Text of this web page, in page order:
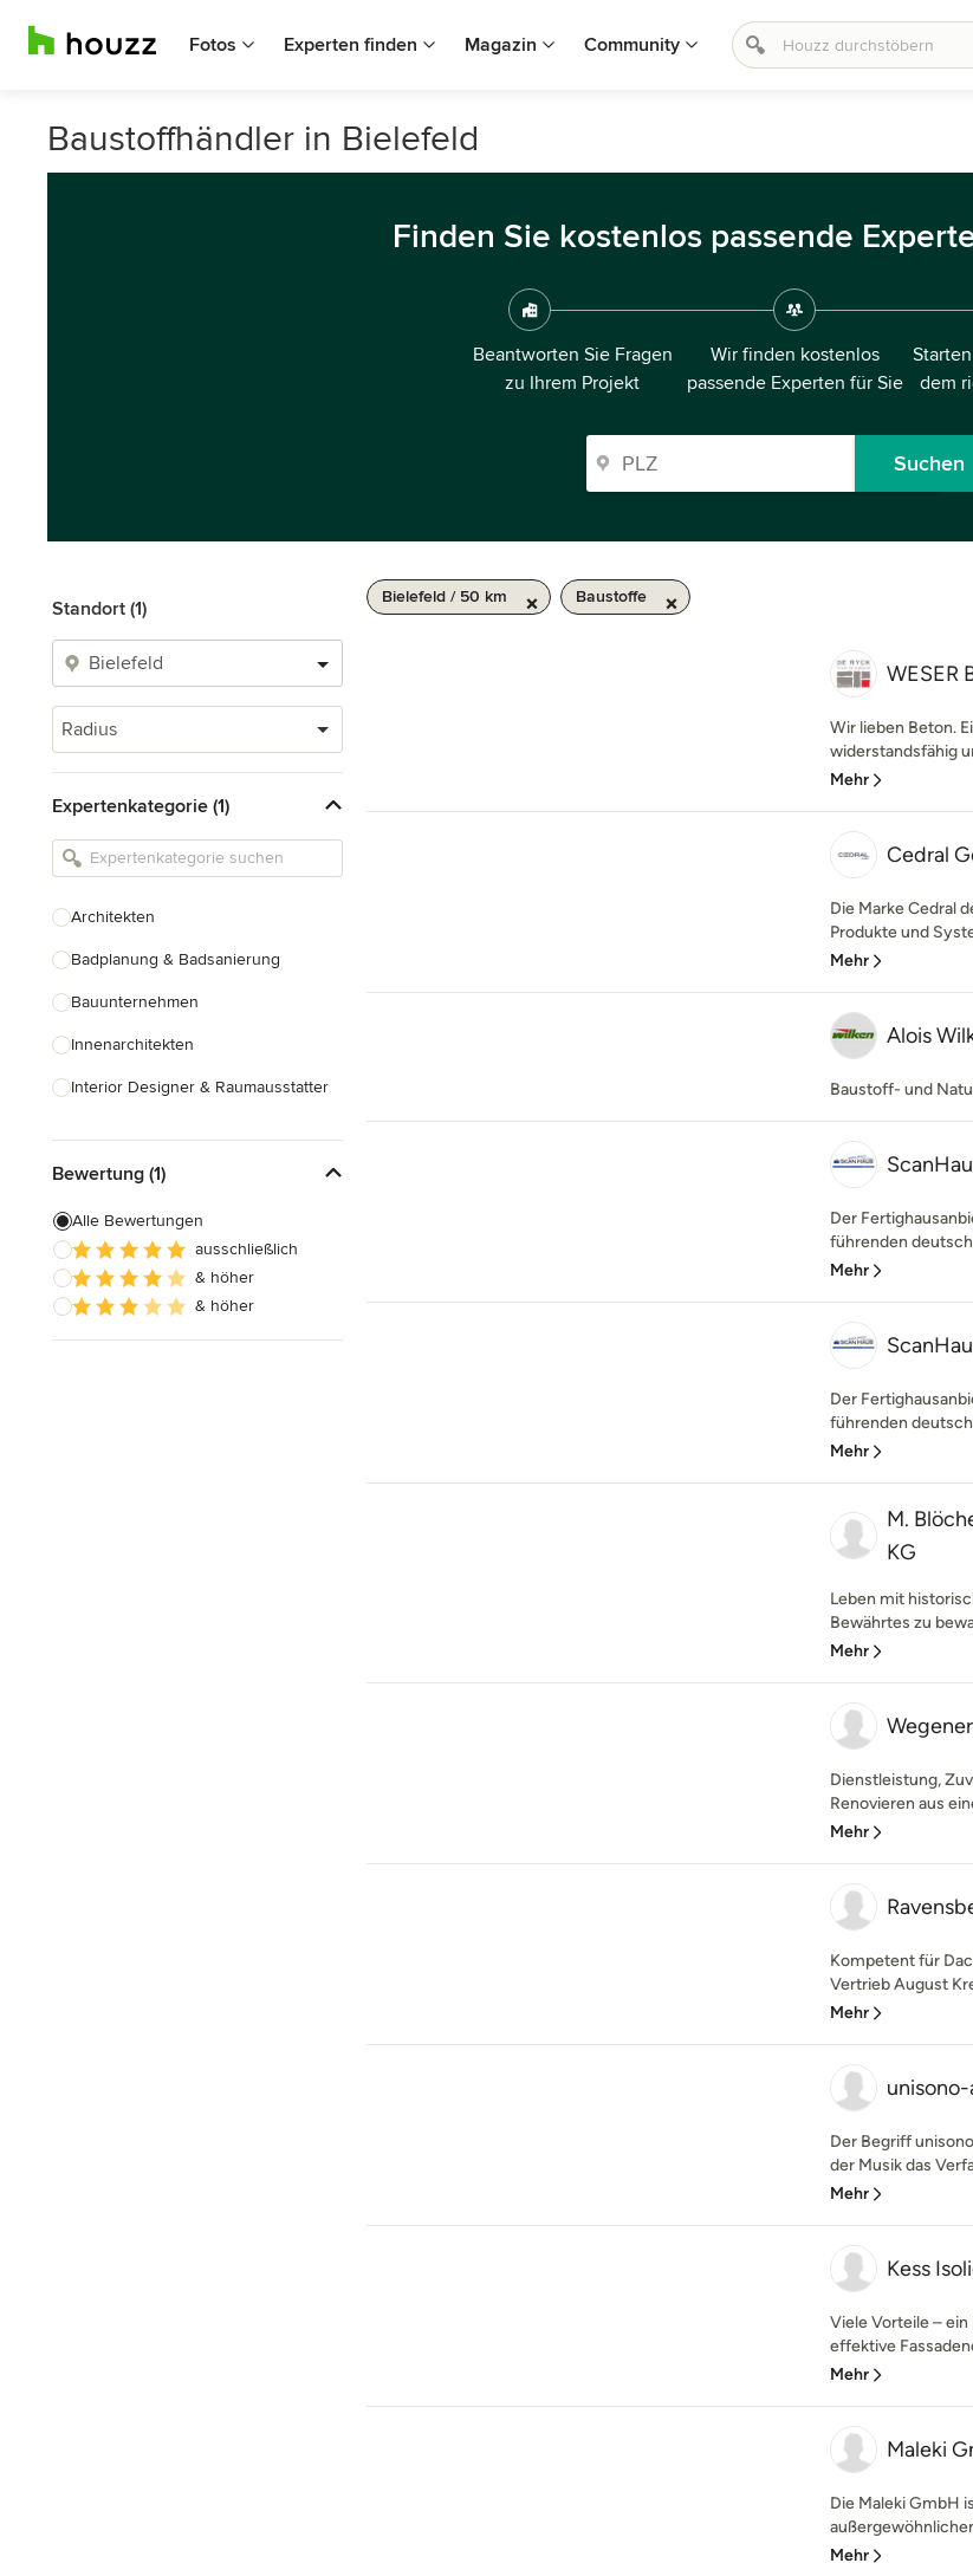
Fotos Experten finden Magazin Community
Baustoffhändler in Bielefeld
Finden Sie kostenlos passende
Beantworten Sie Fragen
zu Ihrem Projekt
Wir finden kostenlos
passende Experten für Sie
dem
Suchen
Standort (1)
Radius
Expertenkategorie (1)
Architekten
Badplanung & Badsanierung
Bauunternehmen
Innenarchitekten
Interior Designer & Raumausstatter
Landschaftsarchitekten
Armaturen & Sanitärbedarf
Beleuchtung
Einbauschränke
Bewertung (1)
Alle Bewertungen
ausschließlich
& höher
& höher
Bielefeld / 50 km Baustoffe
WESER
Wir lieben Beton.
widerstandsfähig
Mehr
Cedral
Die Marke Cedral
Produkte und
Mehr
Alois
Baustoff- und
Der
führenden
Mehr
Der
führenden
Mehr
M.
KG
Leben mit
Bewährtes zu
Mehr
Dienstleistung,
Renovieren aus
Mehr
Kompetent für
Vertrieb August
Mehr
Der Begriff
der Musik das
Mehr
Kess
Viele Vorteile –
effektive
Mehr
Maleki
Die Maleki GmbH
Mehr